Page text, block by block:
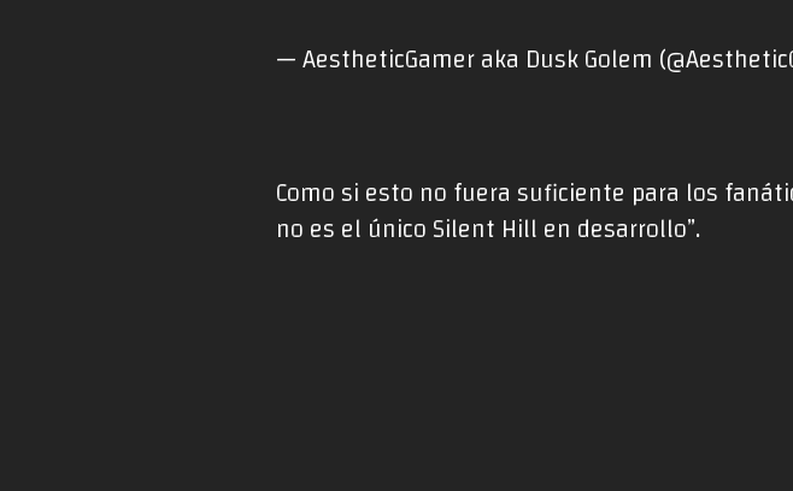
— AestheticGamer aka Dusk Golem
Como si esto no fuera suficiente para los
no es el único Silent Hill en desarrollo”.